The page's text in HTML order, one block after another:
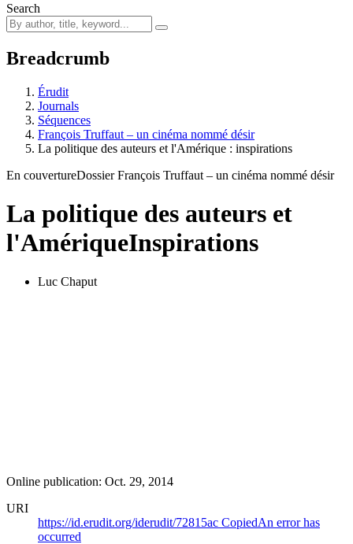
Search
Breadcrumb
Érudit
Journals
Séquences
François Truffaut – un cinéma nommé désir
La politique des auteurs et l'Amérique : inspirations
En couvertureDossier François Truffaut – un cinéma nommé désir
La politique des auteurs et
l'AmériqueInspirations
Luc Chaput
Online publication: Oct. 29, 2014
URI
https://id.erudit.org/iderudit/72815ac CopiedAn error has
occurred